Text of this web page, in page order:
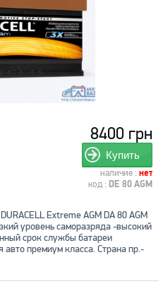
8400 грн
Купить
наличие : нет
код : DE 80 AGM
Extreme AGM DA 80 AGM
уровень саморазряда -высокий
срок службы батареи
премиум класса. Страна пр.-